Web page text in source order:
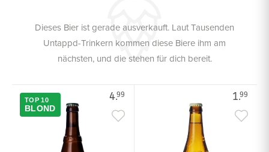
Dieses Bier ist gerade ausverkauft. Laut Tausenden
Untappd-Trinkern kommen diese Biere ihm am
nächsten, und die stehen für dich bereit.
4.99
TOP 10
BLOND
1.99